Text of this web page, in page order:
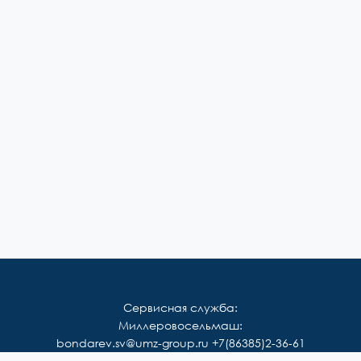
Сервисная служба:
Миллеровосельмаш:
bondarev.sv@umz-group.ru +7(86385)2-36-61